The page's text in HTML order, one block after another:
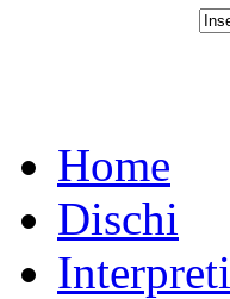
Home
Dischi
Interpreti